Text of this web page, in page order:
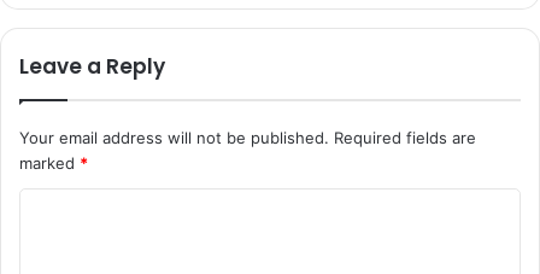
Leave a Reply
Your email address will not be published. Required fields are
marked *